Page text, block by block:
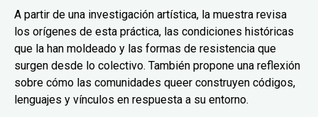
A partir de una investigación artística, la muestra revisa
los orígenes de esta práctica, las condiciones históricas
que la han moldeado y las formas de resistencia que
surgen desde lo colectivo. También propone una reflexión
sobre cómo las comunidades queer construyen códigos,
lenguajes y vínculos en respuesta a su entorno.